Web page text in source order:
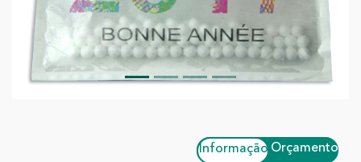
Previous Next
Informação Orçamento